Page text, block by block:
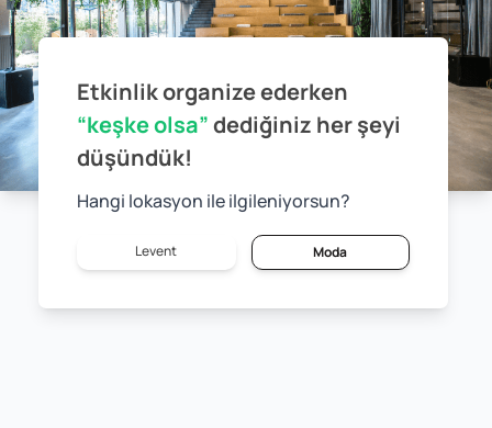
Etkinlik organize ederken
“keşke olsa”dediğiniz her şeyi
düşündük!
Hangi lokasyon ile ilgileniyorsun?
Levent Moda